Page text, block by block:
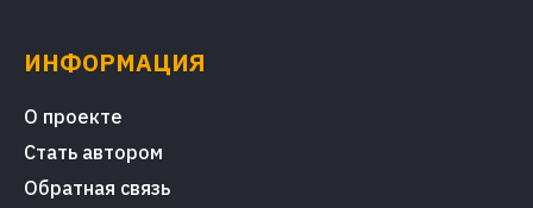
ИНФОРМАЦИЯ
О проекте
Стать автором
Обратная связь